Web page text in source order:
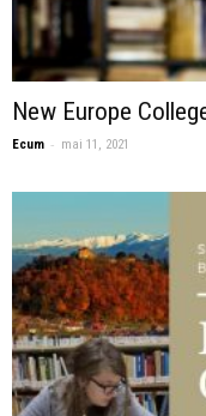
New Europe
Ecum - mai 11, 2021